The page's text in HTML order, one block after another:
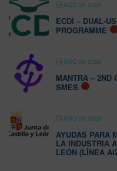
AGO 09 2026
ECDI – DUAL-
PROGRAMME
AGO 09 2026
MANTRA – 2ND
SMES
AGO 09 2026
AYUDAS PARA
LA INDUSTRIA
LEÓN (LÍNEA